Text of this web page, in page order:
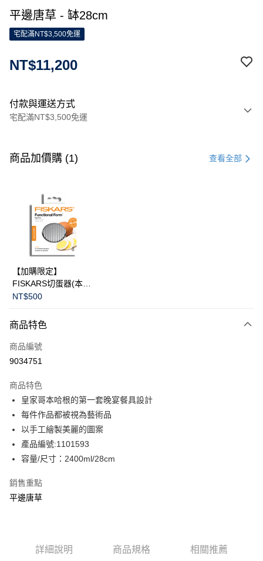
平邊唐草 - 缽28cm
宅配滿NT$3,500免運
NT$11,200
付款與運送方式
宅配滿NT$3,500免運
信用卡一次付款
3 期 0 利率 每期
合作金庫商業銀行
華南商業銀行
上海商業儲蓄銀行
國泰世華商業銀行
臺灣中小企業銀行
匯豐（台灣）商業銀行
聯邦商業銀行
元大商業銀行
台新國際商業銀行
LINE Pay
Apple Pay
運送方式
黑貓宅急便
商品加價購 (1) 查看全部
【加購限定】
FISKARS切蛋器(本商
品不提供破損保證)
NT$500
商品特色
商品編號
9034751
商品特色
皇家哥本哈根的第一套晚宴餐具設計
每件作品都被視為藝術品
以手工繪製美麗的圖案
產品編號:1101593
容量/尺寸：2400ml/28cm
銷售重點
平邊唐草
詳細說明 商品規格 相關推薦